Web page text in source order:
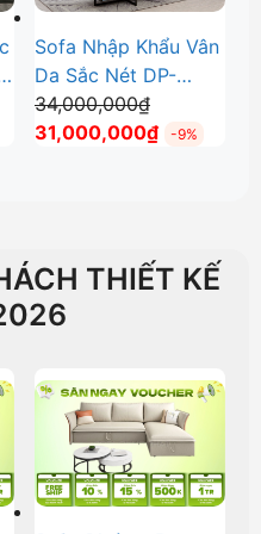
Sofa Nhập Khẩu Vân
Da Sắc Nét DP-
NK114
34,000,000₫Giá
gốc
31,000,000₫Giá
-9%
THIẾT KẾ